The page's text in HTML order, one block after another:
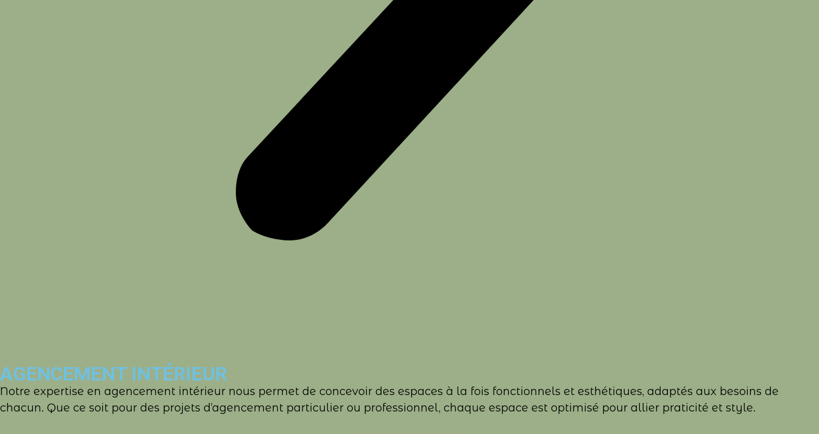
AGENCEMENT INTÉRIEUR
Notre expertise en agencement intérieur nous permet de concevoir des espaces à la fois fonctionnels et esthétiques, adaptés aux besoins de
chacun. Que ce soit pour des projets d’agencement particulier ou professionnel, chaque espace est optimisé pour allier praticité et style.